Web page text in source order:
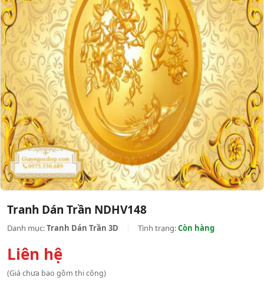
Tranh Dán Trần NDHV148
Danh mục:Tranh Dán Trần 3D Tình trạng:Còn hàng
Liên hệ
(Giá chưa bao gồm thi công)